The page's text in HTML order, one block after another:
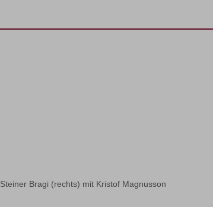
Steiner Bragi (rechts) mit Kristof Magnusson